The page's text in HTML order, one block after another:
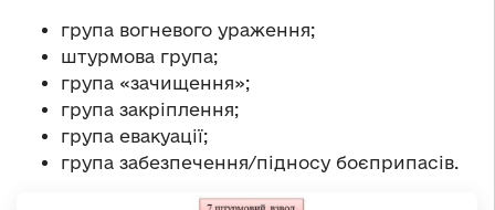
група вогневого ураження;
штурмова група;
група «зачищення»;
група закріплення;
група евакуації;
група забезпечення/підносу боєприпасів.